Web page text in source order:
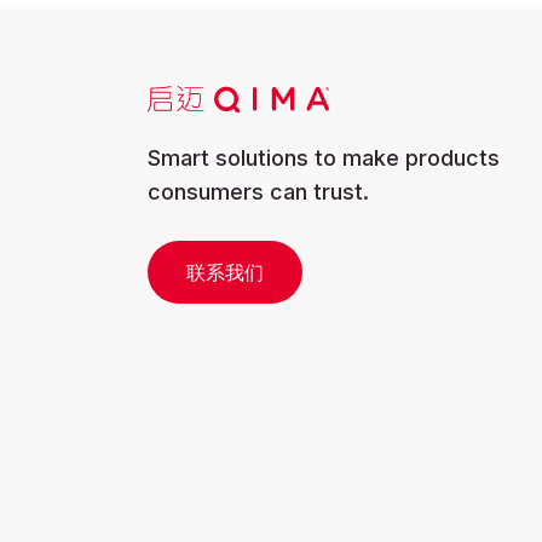
Smart solutions to make products
consumers can trust.
联系我们